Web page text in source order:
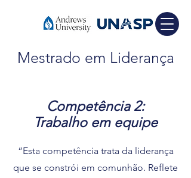
Mestrado em Liderança
Competência 2:
Trabalho em equipe
“Esta competência trata da liderança
que se constrói em comunhão. Reflete